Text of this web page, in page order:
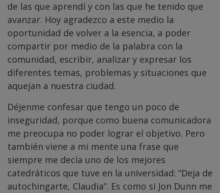
de las que aprendí y con las que he tenido que
avanzar. Hoy agradezco a este medio la
oportunidad de volver a la esencia, a poder
compartir por medio de la palabra con la
comunidad, escribir, analizar y expresar los
diferentes temas, problemas y situaciones que
aquejan a nuestra ciudad.
Déjenme confesar que tengo un poco de
inseguridad, porque como buena comunicadora
me preocupa no poder lograr el objetivo. Pero
también viene a mi mente una frase que
siempre me decía uno de los mejores
catedráticos que tuve en la universidad: “Deja de
autochingarte, Claudia”. Es como si Jon Dunn me